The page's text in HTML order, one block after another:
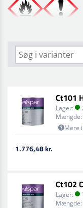
VIM-systemet er
hvilket reducerer
Det betyder ikke
også i
resulterer i
Valspar Industrial
af applikationer,
Chassis og trailere
Busser og
Landbrugs- og
Miningskøretøjer
Ct101
Lager:
Mængde:
Mere
1.776,48 kr.
Ct102
Lager:
Mængde: